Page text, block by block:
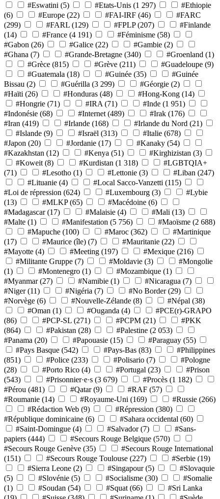
#Eswatini (5) #Etats-Unis (1 297)
#Ethiopie
(6)
#Europe (22) #FAI-IRF (46)
#FARC
(299)
#FARL (129) #FPLP (207)
#Finlande
(14)
#France (4 191) #Féminisme (58)
#Gabon (26) #Galice (22) #Gambie (2)
#Ghana (7) #Grande-Bretagne (340) #Groenland (1)
#Grèce (815) #Grève (211) #Guadeloupe (9)
#Guatemala (18) #Guinée (35)
#Guinée
Bissau (2) #Guérilla (3 299) #Géorgie (2)
#Haïti (26) #Honduras (48) #Hong-Kong (14)
#Hongrie (71) #IRA (71) #Inde (1 951)
#Indonésie (68) #Internet (489) #Irak (176)
#Iran (419) #Irlande (168) #Irlande du Nord (21)
#Islande (9) #Israël (313) #Italie (678)
#Japon (20) #Jordanie (17) #Kanaky (54)
#Kazakhstan (12) #Kenya (51) #Kirghizistan (3)
#Koweit (8) #Kurdistan (1 318)
#LGBTQIA+
(71)
#Lesotho (1) #Lettonie (3) #Liban (247)
#Lituanie (4) #Local Sacco-Vanzetti (115)
#Loi de répression (624) #Luxembourg (3)
#Lybie
(13)
#MLKP (65) #Macédoine (6)
#Madagascar (17) #Malaisie (4) #Mali (13)
#Malte (1) #Manifestation (5 756) #Maoïsme (2 688)
#Mapuche (100) #Maroc (362)
#Martinique
(17)
#Maurice (île) (7) #Mauritanie (22)
#Mayotte (4) #Meeting (197) #Mexique (216)
#Militante Gruppe (7) #Moldavie (3)
#Mongolie
(1)
#Montenegro (1) #Mozambique (1)
#Myanmar (27) #Namibie (1) #Nicaragua (7)
#Niger (11) #Nigéria (7) #No Border (29)
#Norvège (6) #Nouvelle-Zélande (8) #Népal (38)
#Oman (1) #Ouganda (4)
#PCE(r)-GRAPO
(86)
#PCP-SL (271) #PCPM (21)
#PKK
(864)
#Pakistan (28) #Palestine (2 053)
#Panama (20) #Papouasie (15) #Paraguay (55)
#Pays Basque (542) #Pays-Bas (83)
#Philippines
(851)
#Police (233) #Polisario (7)
#Pologne
(28)
#Porto Rico (4) #Portugal (23)
#Prison
(543)
#Prisonnier·e·s (3 679) #Procès (1 182)
#Pérou (481) #Qatar (9) #RAF (57)
#Roumanie (14) #Royaume-Uni (169) #Russie (266)
#Rédaction Web (9) #Répression (380)
#République dominicaine (6) #Sahara occidental (60)
#Saint-Domingue (4) #Salvador (7)
#Sans-
papiers (444) #Secours Rouge Belgique (570)
#Secours Rouge Genève (35)
#Secours Rouge International
(151)
#Secours Rouge Toulouse (227) #Serbie (19)
#Sierra Leone (2) #Singapour (5)
#Slovaquie
(5)
#Slovénie (5) #Socialisme (30)
#Somalie
(1)
#Soudan (54) #Squat (66)
#Sri Lanka